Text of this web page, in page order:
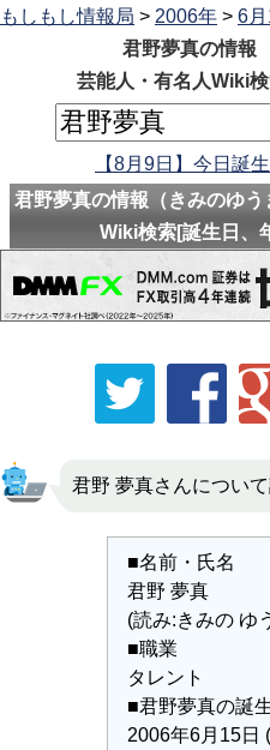
もしもし情報局 > 2006年 > 6月
君野夢真の情報
芸能人・有名人Wiki
【8月9日】今日誕
君野夢真の情報（きみのゆ
Wiki検索[誕生日、
君野 夢真さんについ
■名前・氏名
君野 夢真
(読み:きみの ゆ
■職業
タレント
■君野夢真の誕
2006年6月15日